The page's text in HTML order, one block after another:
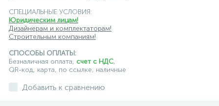
СПЕЦИАЛЬНЫЕ УСЛОВИЯ:
Юридическим лицам!
Дизайнерам и комплектаторам!
Строительным компаниям!
СПОСОБЫ ОПЛАТЫ:
Безналичная оплата, счет с НДС,
QR-код, карта, по ссылке, наличные
Добавить к сравнению